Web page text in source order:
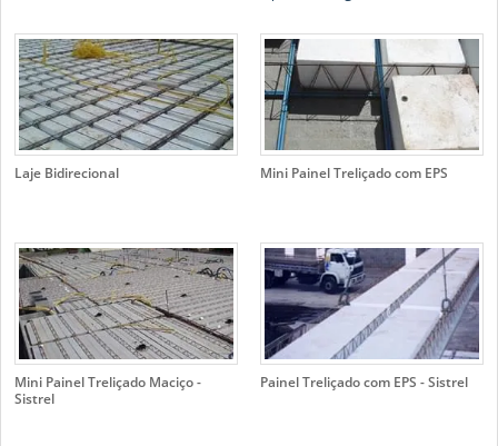
Laje Bidirecional Mini Painel Treliçado com EPS
Mini Painel Treliçado Maciço -
Sistrel
Painel Treliçado com EPS - Sistrel